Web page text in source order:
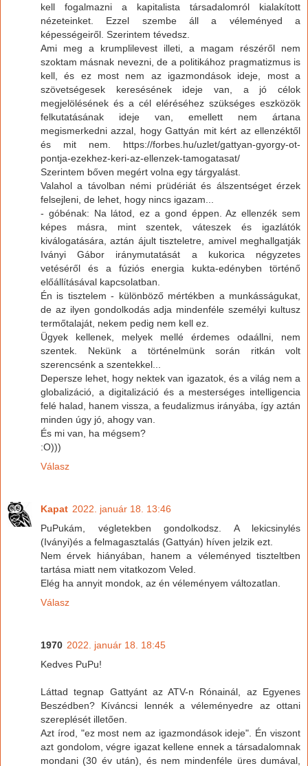
kell fogalmazni a kapitalista társadalomról kialakított
nézeteinket. Ezzel szembe áll a véleményed a
képességeiről. Szerintem tévedsz.
Ami meg a krumplilevest illeti, a magam részéről nem
szoktam másnak nevezni, de a politikához pragmatizmus is
kell, és ez most nem az igazmondások ideje, most a
szövetségesek keresésének ideje van, a jó célok
megjelölésének és a cél eléréséhez szükséges eszközök
felkutatásának ideje van, emellett nem ártana
megismerkedni azzal, hogy Gattyán mit kért az ellenzéktől
és mit nem. https://forbes.hu/uzlet/gattyan-gyorgy-ot-
pontja-ezekhez-keri-az-ellenzek-tamogatasat/
Szerintem bőven megért volna egy tárgyalást.
Valahol a távolban némi prüdériát és álszentséget érzek
felsejleni, de lehet, hogy nincs igazam...
- góbénak: Na látod, ez a gond éppen. Az ellenzék sem
képes másra, mint szentek, váteszek és igazlátók
kiválogatására, aztán ájult tiszteletre, amivel meghallgatják
Iványi Gábor iránymutatását a kukorica négyzetes
vetéséről és a fúziós energia kukta-edényben történő
előállításával kapcsolatban.
Én is tisztelem - különböző mértékben a munkásságukat,
de az ilyen gondolkodás adja mindenféle személyi kultusz
termőtalaját, nekem pedig nem kell ez.
Ügyek kellenek, melyek mellé érdemes odaállni, nem
szentek. Nekünk a történelmünk során ritkán volt
szerencsénk a szentekkel...
Depersze lehet, hogy nektek van igazatok, és a világ nem a
globalizáció, a digitalizáció és a mesterséges intelligencia
felé halad, hanem vissza, a feudalizmus irányába, így aztán
minden úgy jó, ahogy van.
És mi van, ha mégsem?
:O)))
Válasz
Kapat 2022. január 18. 13:46
PuPukám, végletekben gondolkodsz. A lekicsinylés
(Iványi)és a felmagasztalás (Gattyán) híven jelzik ezt.
Nem érvek hiányában, hanem a véleményed tiszteltben
tartása miatt nem vitatkozom Veled.
Elég ha annyit mondok, az én véleményem változatlan.
Válasz
1970 2022. január 18. 18:45
Kedves PuPu!
Láttad tegnap Gattyánt az ATV-n Rónainál, az Egyenes
Beszédben? Kíváncsi lennék a véleményedre az ottani
szereplését illetően.
Azt írod, "ez most nem az igazmondások ideje". Én viszont
azt gondolom, végre igazat kellene ennek a társadalomnak
mondani (30 év után), és nem mindenféle üres dumával,